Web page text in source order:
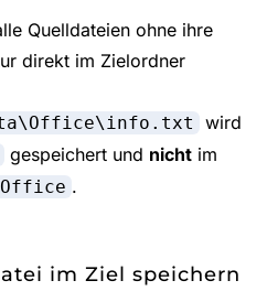
Quelldateien ohne ihre
direkt im Zielordner
wird
gespeichert und nicht im
.
im Ziel speichern